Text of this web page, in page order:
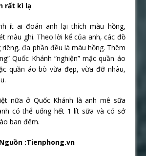
rất kì lạ
ít ai đoán anh lại thích màu hồng,
màu ghi. Theo lời kể của anh, các đồ
đa phần đều là màu hồng. Thêm
Quốc Khánh “nghiện” mặc quần áo
quần áo bò vừa đẹp, vừa đỡ nhàu,
nữa ở Quốc Khánh là anh mê sữa
có thể uống hết 1 lít sữa và có sở
ban đêm.
Nguồn :Tienphong.vn